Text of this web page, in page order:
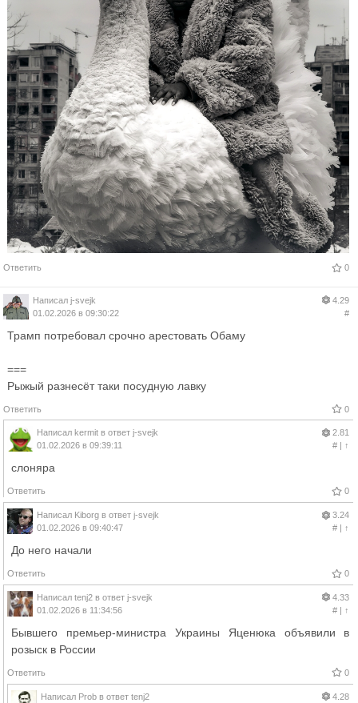
Ответить 0
Написал j-svejk
01.02.2026 в 09:30:22
4.29
#
Трамп потребовал срочно арестовать Обаму
===
Рыжый разнесёт таки посудную лавку
Ответить 0
Написал kermit в ответ j-svejk
01.02.2026 в 09:39:11
2.81
#| ↑
слоняра
Ответить 0
Написал Kiborg в ответ j-svejk
01.02.2026 в 09:40:47
3.24
#| ↑
До него начали
Ответить 0
Написал tenj2 в ответ j-svejk
01.02.2026 в 11:34:56
4.33
#| ↑
Бывшего премьер-министра Украины Яценюка объявили в
розыск в России
Ответить 0
Написал Prob в ответ tenj2
4.28